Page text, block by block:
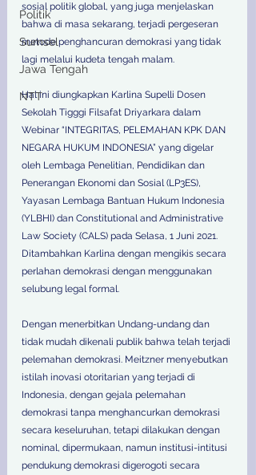
Politik
Sumsel
Jawa Tengah
NTT
sosial politik global, yang juga menjelaskan
bahwa di masa sekarang, terjadi pergeseran
metode penghancuran demokrasi yang tidak
lagi melalui kudeta tengah malam.
Hal ini diungkapkan Karlina Supelli Dosen
Sekolah Tigggi Filsafat Driyarkara dalam
Webinar “INTEGRITAS, PELEMAHAN KPK DAN
NEGARA HUKUM INDONESIA” yang digelar
oleh Lembaga Penelitian, Pendidikan dan
Penerangan Ekonomi dan Sosial (LP3ES),
Yayasan Lembaga Bantuan Hukum Indonesia
(YLBHI) dan Constitutional and Administrative
Law Society (CALS) pada Selasa, 1 Juni 2021.
Ditambahkan Karlina dengan mengikis secara
perlahan demokrasi dengan menggunakan
selubung legal formal.
Dengan menerbitkan Undang-undang dan
tidak mudah dikenali publik bahwa telah terjadi
pelemahan demokrasi. Meitzner menyebutkan
istilah inovasi otoritarian yang terjadi di
Indonesia, dengan gejala pelemahan
demokrasi tanpa menghancurkan demokrasi
secara keseluruhan, tetapi dilakukan dengan
nominal, dipermukaan, namun institusi-intitusi
pendukung demokrasi digerogoti secara